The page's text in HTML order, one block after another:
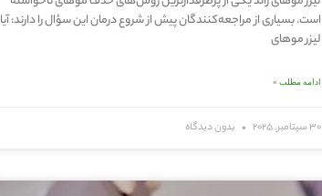
است. بسیاری از مراجعه‌کنندگان پیش از شروع درمان این سؤال را دارند: آیا
لیزر موهای
ادامه مطلب »
30 سپتامبر, 2025 بدون دیدگاه